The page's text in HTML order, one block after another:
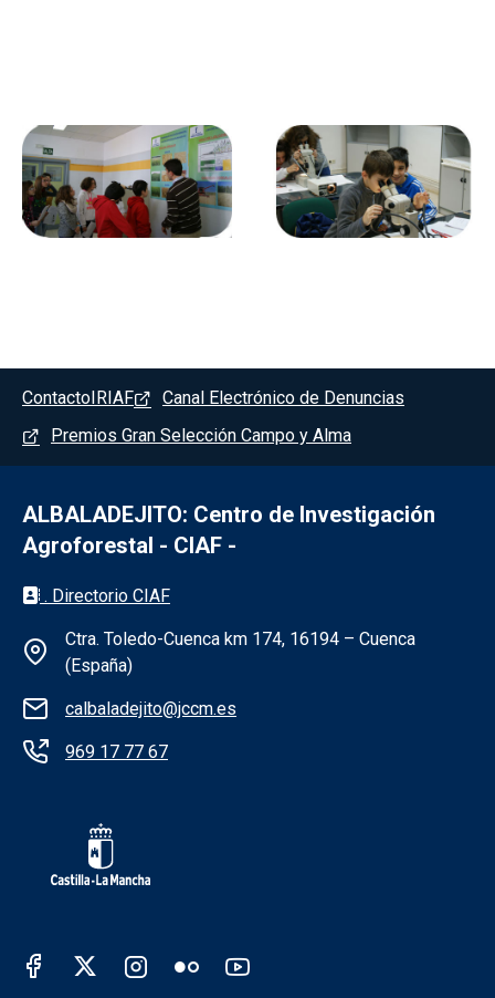
Pie de pagina - Albaladejito
ContactoIRIAF
Canal Electrónico de Denuncias
Premios Gran Selección Campo y Alma
ALBALADEJITO: Centro de Investigación
Agroforestal - CIAF -
Información de la institución -
. Directorio CIAF
Ctra. Toledo-Cuenca km 174, 16194 – Cuenca
(España)
calbaladejito@jccm.es
969 17 77 67
Redes sociales Junta de Castilla - La